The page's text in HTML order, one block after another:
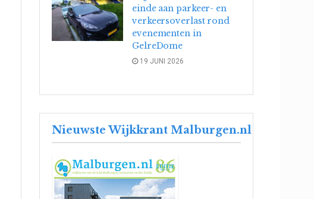
einde aan parkeer- en
verkeersoverlast rond
evenementen in
GelreDome
19 JUNI 2026
Nieuwste Wijkkrant Malburgen.nl